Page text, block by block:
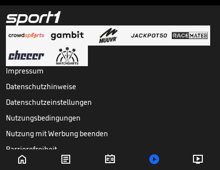
    
Impressum
Datenschutzhinweise
Datenschutzeinstellungen
Nutzungsbedingungen
Nutzung mit Werbung beenden
Barrierefreiheit
Copyright © Sport1 GmbH. Alle Rechte vorbehalten.